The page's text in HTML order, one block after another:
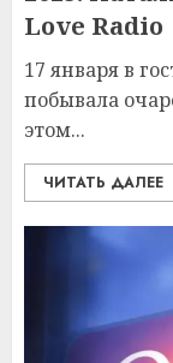
Love Radio
17 января в
побывала
этом...
ЧИТАТЬ ДАЛЕЕ